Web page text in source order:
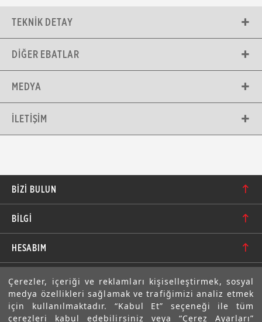
Çerezler, içeriği ve reklamları kişiselleştirmek, sosyal
medya özellikleri sağlamak ve trafiğimizi analiz etmek
için kullanılmaktadır. “Kabul Et” seçeneği ile tüm
çerezleri kabul edebilirsiniz veya “Çerez Ayarları”
TEKNIK DETAY
DIĞER EBATLAR
MEDYA
İLETIŞIM
BIZI BULUN
bilgi@motolastik.com
+90 549 549 66 86
+90 232 462 08 42
BİLGİ
Banka Hesap Numaraları
Teknik Bilgi
Sıkça Sorulan Sorular
HESABIM
Siparişler
Adresler
Üyelik Bilgilerim
E-BÜLTEN
Abone olarak aramıza katılın. Avantajlardan ve indirimlerden
ilk sizin haberiniz olsun!